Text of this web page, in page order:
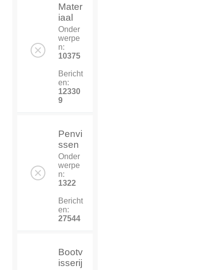
Mater
iaal
Onder
werpe
n:
10375
Bericht
en:
12330
9
Penvi
ssen
Onder
werpe
n:
1322
Bericht
en:
27544
Bootv
isserij